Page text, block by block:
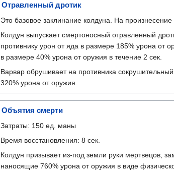
Отравленный дротик
Это базовое заклинание колдуна. На произнесение
Колдун выпускает смертоносный отравленный
противнику урон от яда в размере 185% урона от
в размере 40% урона от оружия в течение 2 сек.
Варвар обрушивает на противника
320% урона от оружия.
Объятия смерти
Затраты: 150 ед. маны
Время восстановления: 8 сек.
Колдун призывает из-под земли руки мертвецов,
наносящие 760% урона от оружия в виде